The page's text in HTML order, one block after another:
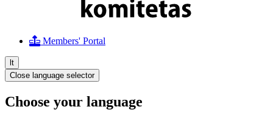
Members' Portal
lt
Close language selector
Choose your language